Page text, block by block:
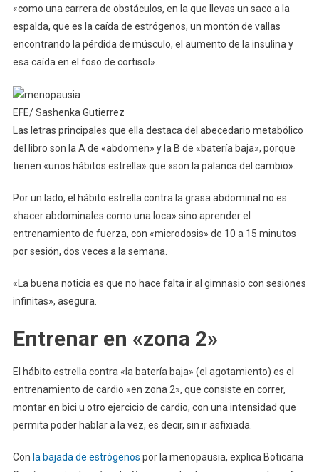
«como una carrera de obstáculos, en la que llevas un saco a la
espalda, que es la caída de estrógenos, un montón de vallas
encontrando la pérdida de músculo, el aumento de la insulina y
esa caída en el foso de cortisol».
EFE/ Sashenka Gutierrez
Las letras principales que ella destaca del abecedario metabólico
del libro son la A de «abdomen» y la B de «batería baja», porque
tienen «unos hábitos estrella» que «son la palanca del cambio».
Por un lado, el hábito estrella contra la grasa abdominal no es
«hacer abdominales como una loca» sino aprender el
entrenamiento de fuerza, con «microdosis» de 10 a 15 minutos
por sesión, dos veces a la semana.
«La buena noticia es que no hace falta ir al gimnasio con sesiones
infinitas», asegura.
Entrenar en «zona 2»
El hábito estrella contra «la batería baja» (el agotamiento) es el
entrenamiento de cardio «en zona 2», que consiste en correr,
montar en bici u otro ejercicio de cardio, con una intensidad que
permita poder hablar a la vez, es decir, sin ir asfixiada.
Con la bajada de estrógenos por la menopausia, explica Boticaria